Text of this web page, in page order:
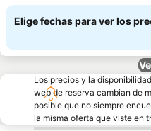
Elige fechas para ver los
Los precios y la
web de reserva cambian de
posible que no siempre
la misma oferta que viste en